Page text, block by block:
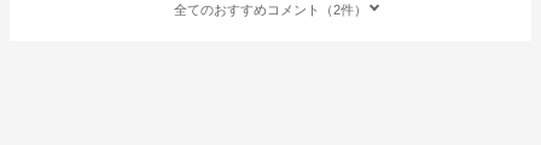
全てのおすすめコメント（2件）